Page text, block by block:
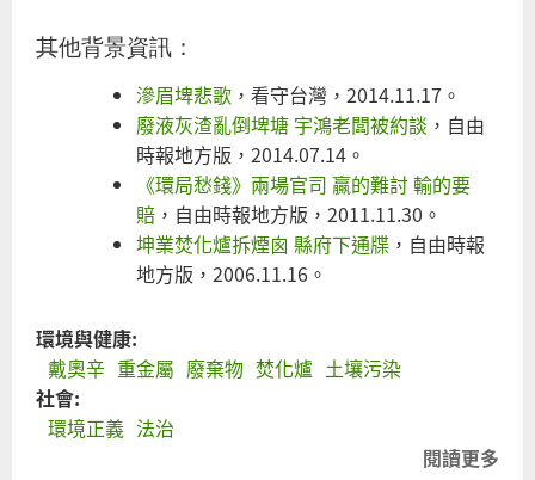
其他背景資訊：
滲眉埤悲歌 ，看守台灣，2014.11.17。
廢液灰渣亂倒埤塘 宇鴻老闆被約談 ，自由
時報地方版，2014.07.14。
《環局愁錢》兩場官司 贏的難討 輸的要
賠 ，自由時報地方版，2011.11.30。
坤業焚化爐拆煙囪 縣府下通牒 ，自由時報
地方版，2006.11.16。
環境與健康:
戴奧辛 重金屬 廢棄物 焚化爐 土壤污染
社會:
環境正義 法治
閱讀更多